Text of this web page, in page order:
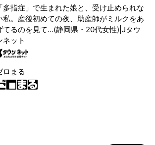
「多指症」で生まれた娘と、受け止められな
私。産後初めての夜、助産師がミルクをあ
てるのを見て...(静岡県・20代女性)|Jタウ
ネット
ロまる